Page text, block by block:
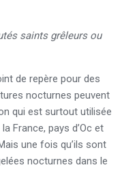
saints grêleurs ou
de repère pour des
nocturnes peuvent
qui est surtout utilisée
France, pays d’Oc et
une fois qu’ils sont
nocturnes dans le